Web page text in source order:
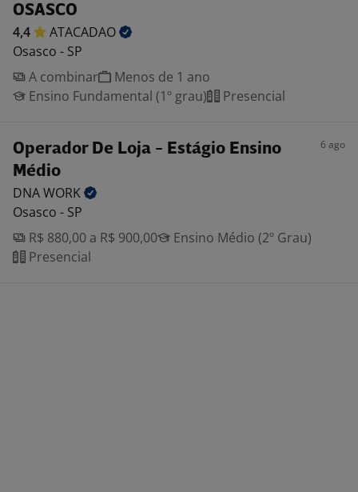
OSASCO
4,4
ATACADAO
Osasco - SP
A combinar
Menos de 1 ano
Ensino Fundamental (1º grau)
Presencial
Operador De Loja - Estágio Ensino
Médio
6 ago
DNAWORK
Osasco - SP
R$ 880,00 a R$ 900,00
Ensino Médio (2º Grau)
Presencial